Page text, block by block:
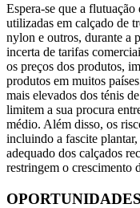
Espera-se que a flutuação
utilizadas em calçado de
nylon e outros, durante a
incerta de tarifas
os preços dos produtos,
produtos em muitos
mais elevados dos ténis
limitem a sua procura
médio. Além disso, os
incluindo a fascite
adequado dos calçados
restringem o crescimento